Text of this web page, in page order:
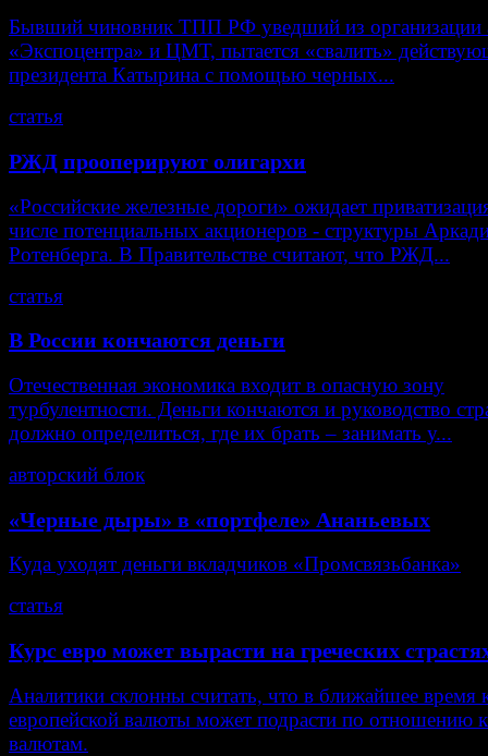
Бывший чиновник ТПП РФ уведший из организации
«Экспоцентра» и ЦМТ, пытается «свалить»
президента Катырина с помощью черных...
статья
РЖД прооперируют олигархи
«Российские железные дороги» ожидает
числе потенциальных акционеров - структуры
Ротенберга. В Правительстве считают, что РЖД...
статья
В России кончаются деньги
Отечественная экономика входит в опасную зону
турбулентности. Деньги кончаются и руководство
должно определиться, где их брать – занимать у...
авторский блок
«Черные дыры» в «портфеле» Ананьевых
Куда уходят деньги вкладчиков «Промсвязьбанка»
статья
Курс евро может вырасти на греческих
Аналитики склонны считать, что в ближайшее время
европейской валюты может подрасти по отношению
валютам.